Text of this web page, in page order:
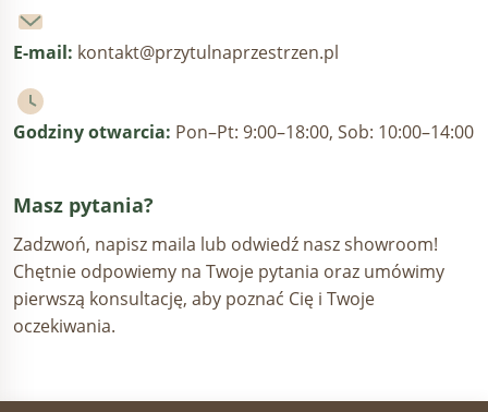
E-mail: kontakt@przytulnaprzestrzen.pl
Godziny otwarcia: Pon–Pt: 9:00–18:00, Sob: 10:00–14:00
Masz pytania?
Zadzwoń, napisz maila lub odwiedź nasz showroom!
Chętnie odpowiemy na Twoje pytania oraz umówimy
pierwszą konsultację, aby poznać Cię i Twoje
oczekiwania.